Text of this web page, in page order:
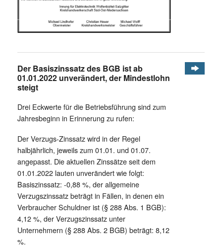
Der Basiszinssatz des BGB ist ab
01.01.2022 unverändert, der Mindestlohn
steigt
Drei Eckwerte für die Betriebsführung sind zum
Jahresbeginn in Erinnerung zu rufen:
Der Verzugs-Zinssatz wird in der Regel
halbjährlich, jeweils zum 01.01. und 01.07.
angepasst. Die aktuellen Zinssätze seit dem
01.01.2022 lauten unverändert wie folgt:
Basiszinssatz: -0,88 %, der allgemeine
Verzugszinssatz beträgt in Fällen, in denen ein
Verbraucher Schuldner ist (§ 288 Abs. 1 BGB):
4,12 %, der Verzugszinssatz unter
Unternehmern (§ 288 Abs. 2 BGB) beträgt: 8,12
%.